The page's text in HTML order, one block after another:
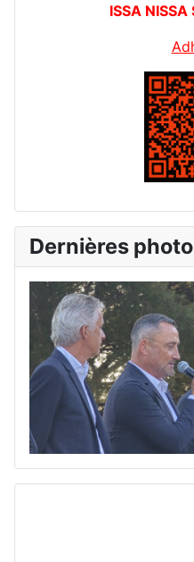
ISSA NISSA
Dernières